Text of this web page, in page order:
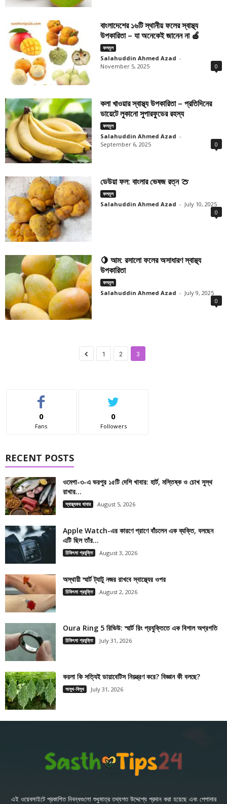
বাংলাদেশের ১৬টি স্থানীয় ফলের স্বাস্থ্য
উপকারিতা – যা অনেকেই জানেন না 🍎
ফলমূল
Salahuddin Ahmed Azad -
November 5, 2025
0
কলা খাওয়ার স্বাস্থ্য উপকারিতা – প্রতিদিনের
ডায়েটে লুকানো সুপারফুডের রহস্য
ফলমূল
Salahuddin Ahmed Azad -
September 6, 2025
0
ডেউয়া ফল: বাংলার ভেষজ রত্ন 🍈
ফলমূল
Salahuddin Ahmed Azad - July 10, 2025
0
🍋 আম: রসালো ফলের অসাধারণ স্বাস্থ্য
উপকারিতা
ফলমূল
Salahuddin Ahmed Azad - July 9, 2025
0
1 2 3
0
Fans
0
Followers
RECENT POSTS
ওমেগা-৩-এ ভরপুর ১৫টি দেশি খাবার: হার্ট, মস্তিষ্ক ও চোখ সুস্থ
রাখার...
স্বাস্থ্যকর খাবার August 5, 2026
Apple Watch-এর কারণে প্রাণে বাঁচলেন এক ব্যক্তি, বলছেন
এটি ছিল তাঁর...
চিকিৎসা প্রযুক্তি August 3, 2026
অস্থায়ী স্মার্ট ট্যাটু নজর রাখবে স্বাস্থ্যের ওপর
চিকিৎসা প্রযুক্তি August 2, 2026
Oura Ring 5 রিভিউ: স্মার্ট রিং প্রযুক্তিতে এক বিশাল অগ্রগতি
চিকিৎসা প্রযুক্তি July 31, 2026
করলা কি সত্যিই ডায়াবেটিস নিয়ন্ত্রণ করে? বিজ্ঞান কী বলছে?
অসুখ-বিসুখ July 31, 2026
এই ওয়েবসাইটে প্রকাশিত নিবন্ধগুলো শুধুমাত্র তথ্যগত উদ্দেশ্যে প্রদান করা হয়েছে এবং পেশাদার